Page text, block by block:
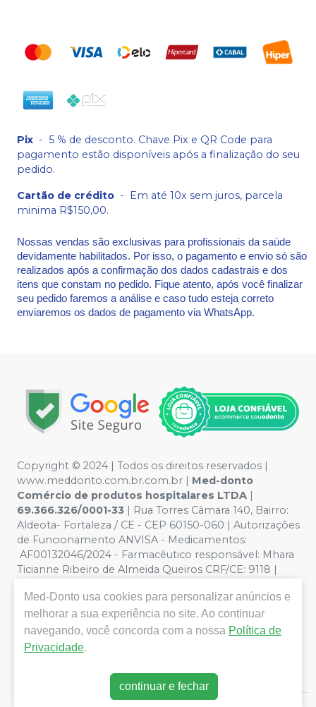
Pix - 5 % de desconto. Chave Pix e QR Code para
pagamento estão disponíveis após a finalização do seu
pedido.
Cartão de crédito - Em até 10x sem juros, parcela
minima R$150,00.
Nossas vendas são exclusivas para profissionais da saúde
devidamente habilitados. Por isso, o pagamento e envio só são
realizados após a confirmação dos dados cadastrais e dos
itens que constam no pedido. Fique atento, após você finalizar
seu pedido faremos a análise e caso tudo esteja correto
enviaremos os dados de pagamento via WhatsApp.
Copyright © 2024 | Todos os direitos reservados |
www.meddonto.com.br.com.br | Med-donto
Comércio de produtos hospitalares LTDA |
69.366.326/0001-33 | Rua Torres Câmara 140, Bairro:
Aldeota- Fortaleza / CE - CEP 60150-060 | Autorizações
de Funcionamento ANVISA - Medicamentos:
AF00132046/2024 - Farmacêutico responsável: Mhara
Ticianne Ribeiro de Almeida Queiros CRF/CE: 9118 |
ilustrativas - Os preços e condições da loja virtual estão
sujeitos a alterações. Em caso de divergência de preços
no site, o valor válido é o do Carrinho de Compra. Não
vendemos por atacado, por isso nos reservamos o
Med-Donto usa cookies para personalizar anúncios e
melhorar a sua experiência no site. Ao continuar
navegando, você concorda com a nossa Política de
Privacidade.
continuar e fechar